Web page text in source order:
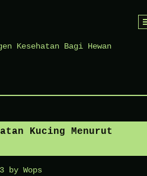
Kesehatan Bagi Hewan
Kucing Menurut
by Wops